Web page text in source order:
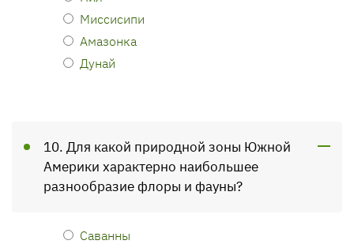
Миссисипи
Амазонка
Дунай
10. Для какой природной зоны Южной
Америки характерно наибольшее
разнообразие флоры и фауны?
Саванны